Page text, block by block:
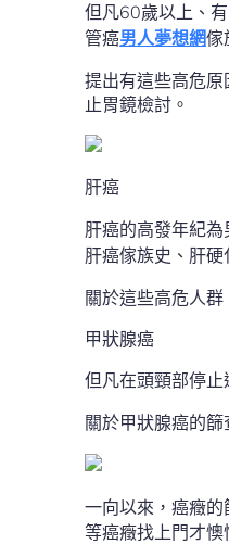
但凡60歲以上、
管癌男人夢想網傢
提出有這些高危
止胃鏡檢討。
肝癌
肝癌的高發年紀
肝癌傢族史、肝硬
關於這些高危人
甲狀腺癌
但凡在頭頸部停
關於甲狀腺癌的
一向以來，癌癥
等癌癥找上門才懊